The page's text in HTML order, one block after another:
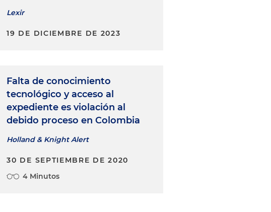
Lexir
19 DE DICIEMBRE DE 2023
Falta de conocimiento
tecnológico y acceso al
expediente es violación al
debido proceso en Colombia
Holland & Knight Alert
30 DE SEPTIEMBRE DE 2020
4 Minutos